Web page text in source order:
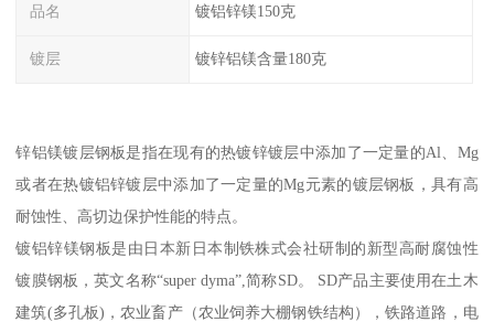
品名 镀铝锌镁150克
镀层 镀锌铝镁含量180克
锌铝镁镀层钢板是指在现有的热镀锌镀层中添加了一定量的Al、Mg
或者在热镀铝锌镀层中添加了一定量的Mg元素的镀层钢板，具有高
耐蚀性、高切边保护性能的特点。
镀铝锌镁钢板是由日本新日本制铁株式会社研制的新型高耐腐蚀性
镀膜钢板，英文名称“super dyma”,简称SD。 SD产品主要使用在土木
建筑(多孔板)，农业畜产（农业饲养大棚钢铁结构），铁路道路，电